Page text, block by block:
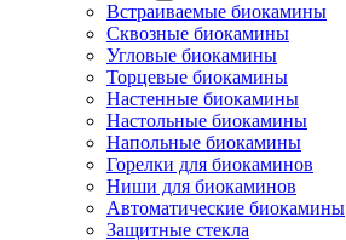
Встраиваемые биокамины
Сквозные биокамины
Угловые биокамины
Торцевые биокамины
Настенные биокамины
Настольные биокамины
Напольные биокамины
Горелки для биокаминов
Ниши для биокаминов
Автоматические биокамины
Защитные стекла